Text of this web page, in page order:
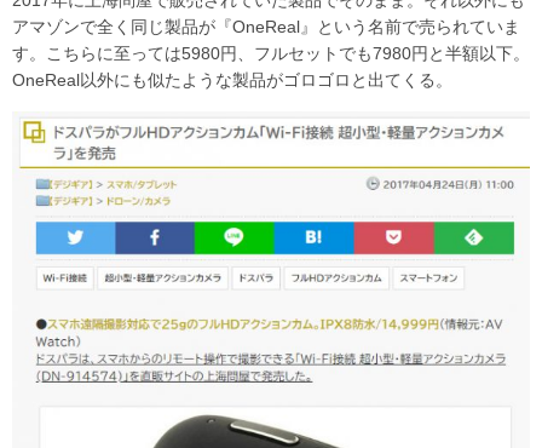
アマゾンで全く同じ製品が『OneReal』という名前で売られていま
す。こちらに至っては5980円、フルセットでも7980円と半額以下。
OneReal以外にも似たような製品がゴロゴロと出てくる。